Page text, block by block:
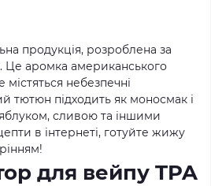
продукція, розроблена за
Це аромка американського
небезпечні
тютюн підходить як моносмак і
сливою та іншими
в інтернеті, готуйте жижу
для вейпу TPA